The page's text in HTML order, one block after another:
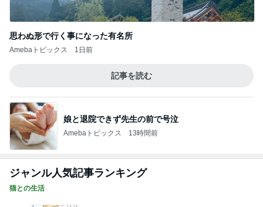
思わぬ形で行く事になった有名所
Amebaトピックス 1日前
記事を読む
娘と退院できず先生の前で号泣
Amebaトピックス 13時間前
ジャンル人気記事ランキング
猫との生活